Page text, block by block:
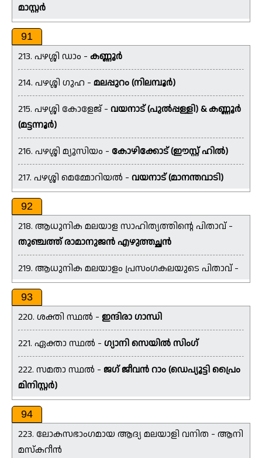
മാസ്റ്റർ
91
213. പഴശ്ശി ഡാം - കണ്ണൂർ
214. പഴശ്ശി ഗുഹ - മലപ്പുറം (നിലമ്പൂർ)
215. പഴശ്ശി കോളേജ് - വയനാട് (പുൽപ്പള്ളി) & കണ്ണൂർ
(മട്ടന്നൂർ)
216. പഴശ്ശി മ്യൂസിയം - കോഴിക്കോട് (ഈസ്റ്റ് ഹിൽ)
217. പഴശ്ശി മെമ്മോറിയൽ - വയനാട് (മാനന്തവാടി)
92
218. ആധുനിക മലയാള സാഹിത്യത്തിന്റെ പിതാവ് -
തുഞ്ചത്ത് രാമാനുജൻ എഴുത്തച്ഛൻ
219. ആധുനിക മലയാളം പ്രസംഗകലയുടെ പിതാവ് -
93
220. ശക്തി സ്ഥൽ - ഇന്ദിരാ ഗാന്ധി
221. ഏക്താ സ്ഥൽ - ഗ്യാനി സെയിൽ സിംഗ്
222. സമതാ സ്ഥൽ - ജഗ് ജീവൻ റാം (ഡെപ്യൂട്ടി പ്രൈം
മിനിസ്റ്റർ)
94
223. ലോകസഭാംഗമായ ആദ്യ മലയാളി വനിത - ആനി
മസ്‌കറീൻ